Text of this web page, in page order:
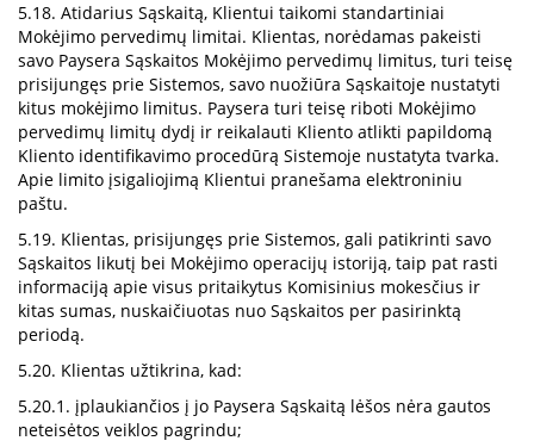
5.18. Atidarius Sąskaitą, Klientui taikomi standartiniai
Mokėjimo pervedimų limitai. Klientas, norėdamas pakeisti
savo Paysera Sąskaitos Mokėjimo pervedimų limitus, turi teisę
prisijungęs prie Sistemos, savo nuožiūra Sąskaitoje nustatyti
kitus mokėjimo limitus. Paysera turi teisę riboti Mokėjimo
pervedimų limitų dydį ir reikalauti Kliento atlikti papildomą
Kliento identifikavimo procedūrą Sistemoje nustatyta tvarka.
Apie limito įsigaliojimą Klientui pranešama elektroniniu
paštu.
5.19. Klientas, prisijungęs prie Sistemos, gali patikrinti savo
Sąskaitos likutį bei Mokėjimo operacijų istoriją, taip pat rasti
informaciją apie visus pritaikytus Komisinius mokesčius ir
kitas sumas, nuskaičiuotas nuo Sąskaitos per pasirinktą
periodą.
5.20. Klientas užtikrina, kad:
5.20.1. įplaukiančios į jo Paysera Sąskaitą lėšos nėra gautos
neteisėtos veiklos pagrindu;